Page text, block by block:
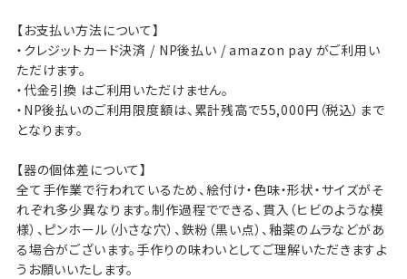
【お支払い方法について】
・クレジットカード決済 / NP後払い / amazon pay がご利用い
ただけます。
・代金引換 はご利用いただけません。
・NP後払いのご利用限度額は、累計残高で55,000円（税込）まで
となります。
【器の個体差について】
全て手作業で行われているため、絵付け・色味・形状・サイズがそ
れぞれ多少異なります。制作過程でできる、貫入（ヒビのような模
様）、ピンホール（小さな穴）、鉄粉（黒い点）、釉薬のムラなどがあ
る場合がございます。手作りの味わいとしてご理解いただきますよ
うお願いいたします。